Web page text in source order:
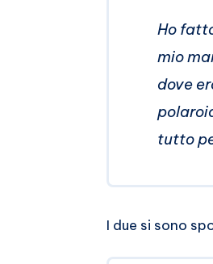
Ho
mio
dove
tutto
I due si sono